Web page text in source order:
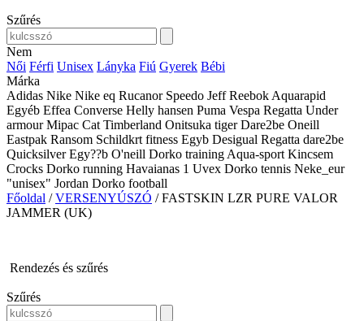
Szűrés
Nem
Női Férfi Unisex Lányka Fiú Gyerek Bébi
Márka
Adidas Nike Nike eq Rucanor Speedo Jeff Reebok Aquarapid
Egyéb Effea Converse Helly hansen Puma Vespa Regatta Under
armour Mipac Cat Timberland Onitsuka tiger Dare2be Oneill
Eastpak Ransom Schildkrt fitness Egyb Desigual Regatta dare2be
Quicksilver Egy??b O'neill Dorko training Aqua-sport Kincsem
Crocks Dorko running Havaianas 1 Uvex Dorko tennis Neke_eur
"unisex" Jordan Dorko football
Főoldal /VERSENYÚSZÓ /FASTSKIN LZR PURE VALOR
JAMMER (UK)
Rendezés és szűrés
Szűrés